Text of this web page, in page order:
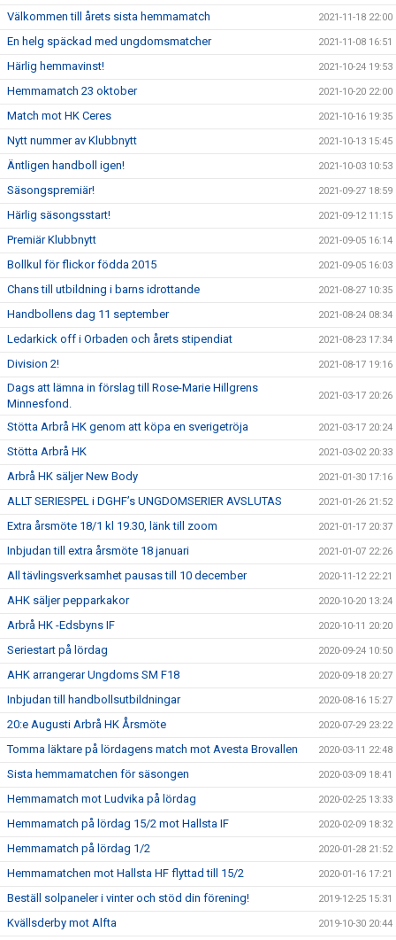
Välkommen till årets sista hemmamatch 2021-11-18 22:00
En helg späckad med ungdomsmatcher 2021-11-08 16:51
Härlig hemmavinst! 2021-10-24 19:53
Hemmamatch 23 oktober 2021-10-20 22:00
Match mot HK Ceres 2021-10-16 19:35
Nytt nummer av Klubbnytt 2021-10-13 15:45
Äntligen handboll igen! 2021-10-03 10:53
Säsongspremiär! 2021-09-27 18:59
Härlig säsongsstart! 2021-09-12 11:15
Premiär Klubbnytt 2021-09-05 16:14
Bollkul för flickor födda 2015 2021-09-05 16:03
Chans till utbildning i barns idrottande 2021-08-27 10:35
Handbollens dag 11 september 2021-08-24 08:34
Ledarkick off i Orbaden och årets stipendiat 2021-08-23 17:34
Division 2! 2021-08-17 19:16
Dags att lämna in förslag till Rose-Marie Hillgrens
Minnesfond.
2021-03-17 20:26
Stötta Arbrå HK genom att köpa en sverigetröja 2021-03-17 20:24
Stötta Arbrå HK 2021-03-02 20:33
Arbrå HK säljer New Body 2021-01-30 17:16
ALLT SERIESPEL i DGHF’s UNGDOMSERIER AVSLUTAS 2021-01-26 21:52
Extra årsmöte 18/1 kl 19.30, länk till zoom 2021-01-17 20:37
Inbjudan till extra årsmöte 18 januari 2021-01-07 22:26
All tävlingsverksamhet pausas till 10 december 2020-11-12 22:21
AHK säljer pepparkakor 2020-10-20 13:24
Arbrå HK -Edsbyns IF 2020-10-11 20:20
Seriestart på lördag 2020-09-24 10:50
AHK arrangerar Ungdoms SM F18 2020-09-18 20:27
Inbjudan till handbollsutbildningar 2020-08-16 15:27
20:e Augusti Arbrå HK Årsmöte 2020-07-29 23:22
Tomma läktare på lördagens match mot Avesta Brovallen 2020-03-11 22:48
Sista hemmamatchen för säsongen 2020-03-09 18:41
Hemmamatch mot Ludvika på lördag 2020-02-25 13:33
Hemmamatch på lördag 15/2 mot Hallsta IF 2020-02-09 18:32
Hemmamatch på lördag 1/2 2020-01-28 21:52
Hemmamatchen mot Hallsta HF flyttad till 15/2 2020-01-16 17:21
Beställ solpaneler i vinter och stöd din förening! 2019-12-25 15:31
Kvällsderby mot Alfta 2019-10-30 20:44